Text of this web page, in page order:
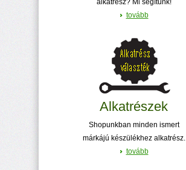
alkatrész? Mi segítünk!
tovább
Alkatrészek
Shopunkban minden ismert
márkájú készülékhez alkatrész.
tovább